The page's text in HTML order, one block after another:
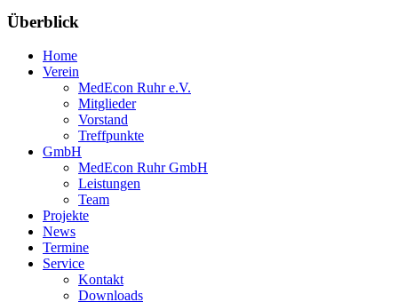
Überblick
Home
Verein
MedEcon Ruhr e.V.
Mitglieder
Vorstand
Treffpunkte
GmbH
MedEcon Ruhr GmbH
Leistungen
Team
Projekte
News
Termine
Service
Kontakt
Downloads